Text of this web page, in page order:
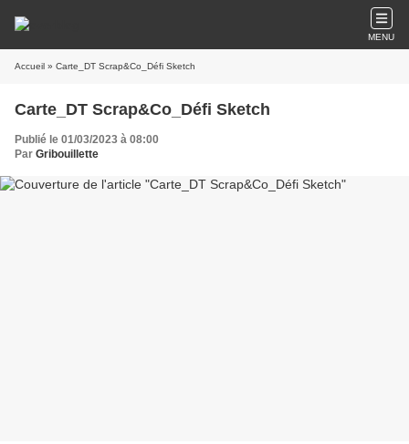
MENU
Accueil » Carte_DT Scrap&Co_Défi Sketch
Carte_DT Scrap&Co_Défi Sketch
Publié le 01/03/2023 à 08:00
Par Gribouillette